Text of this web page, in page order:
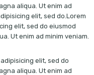
aliqua. Ut enim ad
elit, sed do.Lorem
elit, sed do eiusmod
Ut enim ad minim veniam.
elit, sed do
aliqua. Ut enim ad